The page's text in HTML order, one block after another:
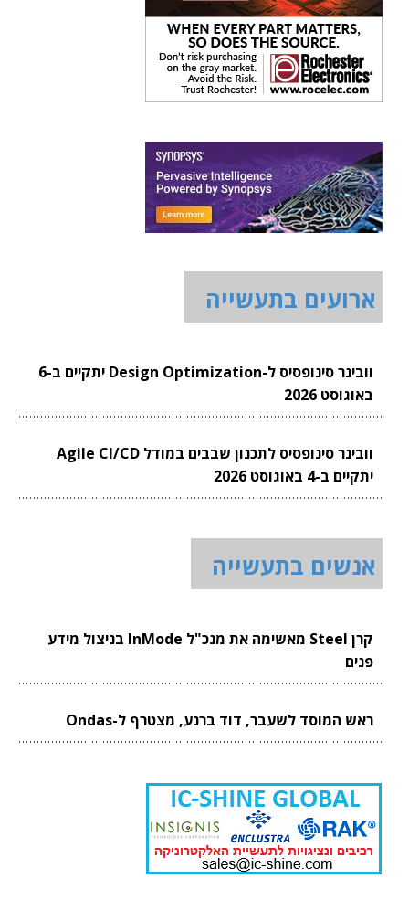
ארועים בתעשייה
וובינר סינופסיס ל-Design Optimization יתקיים ב-6
באוגוסט 2026
וובינר סינופסיס לתכנון שבבים במודל Agile CI/CD
יתקיים ב-4 באוגוסט 2026
אנשים בתעשייה
קרן Steel מאשימה את מנכ"ל InMode בניצול מידע
פנים
ראש המוסד לשעבר, דוד ברנע, מצטרף ל-Ondas